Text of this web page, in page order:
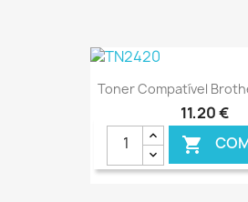
Toner Compatível
11,20 €
